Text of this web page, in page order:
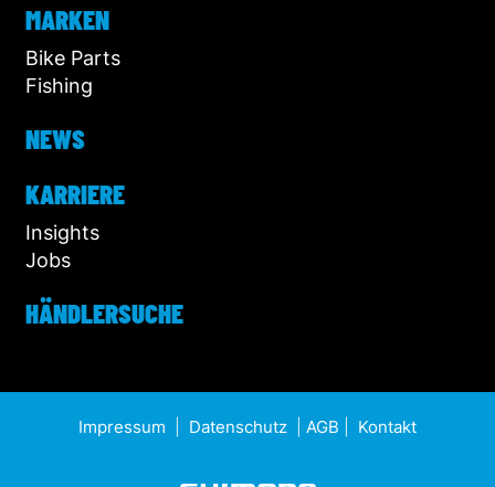
MARKEN
Bike Parts
Fishing
NEWS
KARRIERE
Insights
Jobs
HÄNDLERSUCHE
Impressum Datenschutz AGB Kontakt